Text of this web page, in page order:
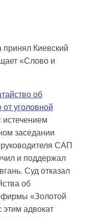
принял Киевский
«Слово и
об
уголовной
истечением
заседании
САП
и поддержал
Суд отказал
об
фирмы «Золотой
адвокат